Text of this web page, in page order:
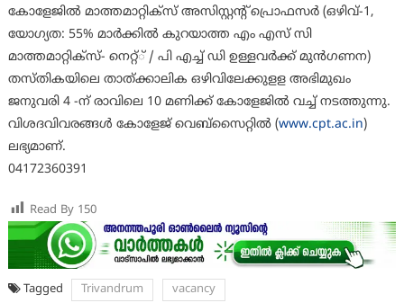
കോളേജില്‍ മാത്തമാറ്റിക്‌സ് അസിസ്റ്റന്റ് പ്രൊഫസര്‍ (ഒഴിവ്-1,
യോഗ്യത: 55% മാര്‍ക്കില്‍ കുറയാത്ത എം എസ് സി
മാത്തമാറ്റിക്‌സ്- നെറ്റ്് / പി എച്ച് ഡി ഉള്ളവര്‍ക്ക് മുന്‍ഗണന)
തസ്തികയിലെ താത്ക്കാലിക ഒഴിവിലേക്കുളള അഭിമുഖം
ജനുവരി 4 -ന് രാവിലെ 10 മണിക്ക് കോളേജില്‍ വച്ച് നടത്തുന്നു.
വിശദവിവരങ്ങള്‍ കോളേജ് വെബ്‌സൈറ്റില്‍ (www.cpt.ac.in)
ലഭ്യമാണ്.
04172360391
Read By 150
Tagged Trivandrum vacancy